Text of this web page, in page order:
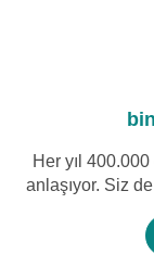
Her yıl
anlaşıyor. Siz